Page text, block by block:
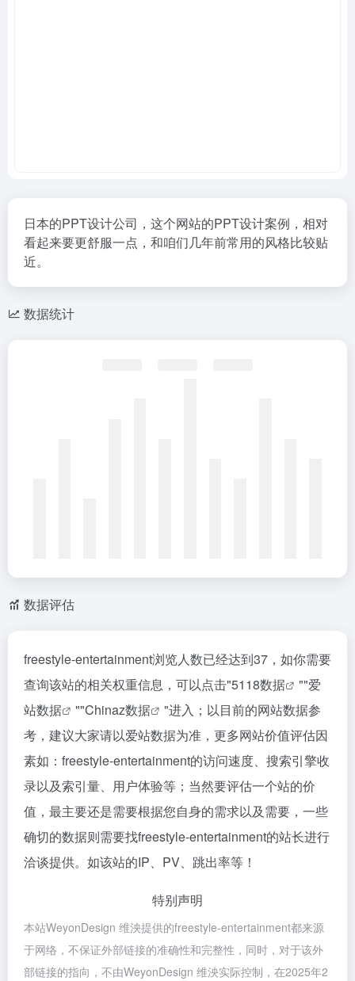
日本的PPT设计公司，这个网站的PPT设计案例，相对
看起来要更舒服一点，和咱们几年前常用的风格比较贴
近。
数据统计
数据评估
freestyle-entertainment浏览人数已经达到37，如你需要
查询该站的相关权重信息，可以点击"5118数据 ""爱
站数据
""Chinaz数据
"进入；以目前的网站数据参
考，建议大家请以爱站数据为准，更多网站价值评估因
素如：freestyle-entertainment的访问速度、搜索引擎收
录以及索引量、用户体验等；当然要评估一个站的价
值，最主要还是需要根据您自身的需求以及需要，一些
确切的数据则需要找freestyle-entertainment的站长进行
洽谈提供。如该站的IP、PV、跳出率等！
特别声明
本站WeyonDesign 维泱提供的freestyle-entertainment都来源
于网络，不保证外部链接的准确性和完整性，同时，对于该外
部链接的指向，不由WeyonDesign 维泱实际控制，在2025年2